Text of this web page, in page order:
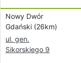
Nowy Dwór
Gdański (26km)
ul. gen.
Sikorskiego 9